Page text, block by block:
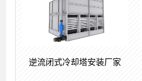
逆流闭式冷却塔安装厂家